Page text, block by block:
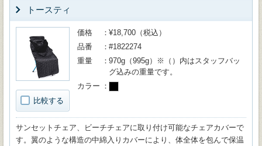
トースティ
比較する
価格
¥18,700（税込）
品番
#1822274
重量
970g（995g）※（）内はスタッフバッ
グ込みの重量です。
カラー
サンセットチェア、ビーチチェアに取り付け可能なチェアカバーで
す。翼のような構造の中綿入りカバーにより、体全体を包んで保温